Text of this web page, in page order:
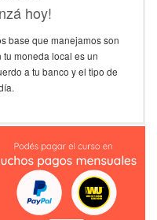
hoy!
base que manejamos son
moneda local es un
a tu banco y el tipo de